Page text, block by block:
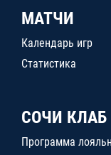
МАТЧИ
Календарь игр
Статистика
СОЧИ КЛАБ
Программа